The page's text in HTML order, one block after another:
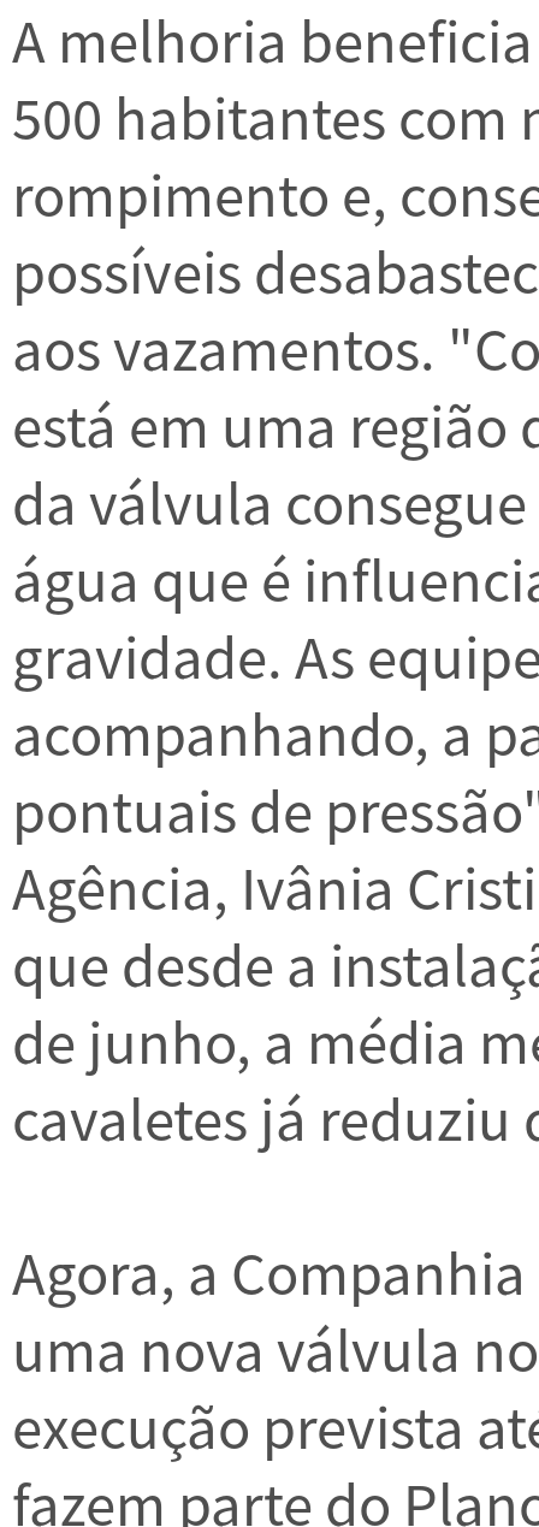
A melhoria
500 habitantes com
rompimento e,
possíveis
aos vazamentos.
está em uma região
da válvula
água que é
gravidade. As
acompanhando, a
pontuais de
Agência, Ivânia
que desde a
de junho, a média
cavaletes já reduziu
Agora, a
uma nova válvula
execução prevista
fazem parte do